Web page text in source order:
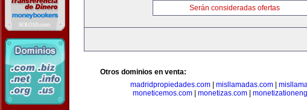
Serán consideradas ofertas
Otros dominios en venta:
madridpropiedades.com| misllamadas.com|
moneticemos.com| monetizas.com|